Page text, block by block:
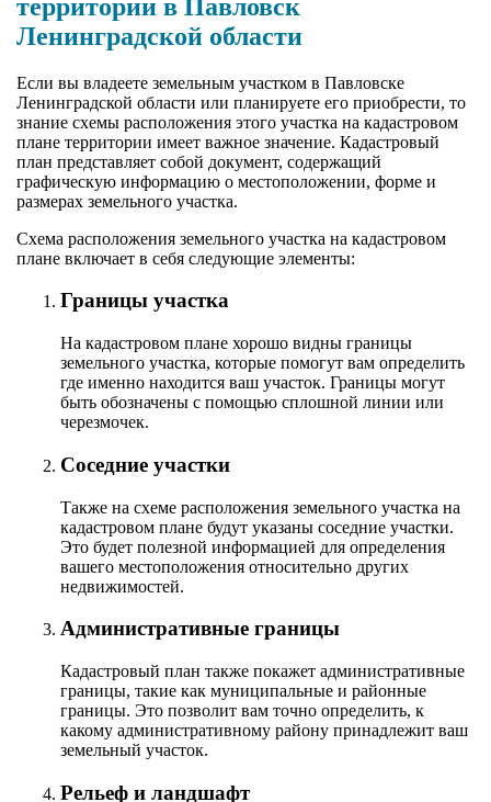
территории в Павловск
Ленинградской области
Если вы владеете земельным участком в Павловске
Ленинградской области или планируете его приобрести, то
знание схемы расположения этого участка на кадастровом
плане территории имеет важное значение. Кадастровый
план представляет собой документ, содержащий
графическую информацию о местоположении, форме и
размерах земельного участка.
Схема расположения земельного участка на кадастровом
плане включает в себя следующие элементы:
Границы участка
На кадастровом плане хорошо видны границы
земельного участка, которые помогут вам определить
где именно находится ваш участок. Границы могут
быть обозначены с помощью сплошной линии или
черезмочек.
Соседние участки
Также на схеме расположения земельного участка на
кадастровом плане будут указаны соседние участки.
Это будет полезной информацией для определения
вашего местоположения относительно других
недвижимостей.
Административные границы
Кадастровый план также покажет административные
границы, такие как муниципальные и районные
границы. Это позволит вам точно определить, к
какому административному району принадлежит ваш
земельный участок.
Рельеф и ландшафт